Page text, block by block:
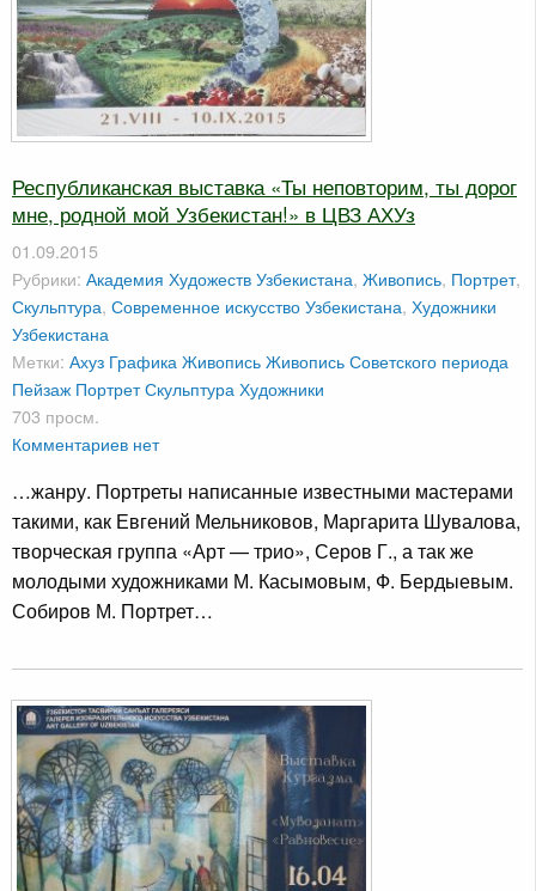
Республиканская выставка «Ты неповторим, ты дорог
мне, родной мой Узбекистан!» в ЦВЗ АХУз
01.09.2015
Рубрики: Академия Художеств Узбекистана, Живопись, Портрет,
Скульптура, Современное искусство Узбекистана, Художники
Узбекистана
Метки: Ахуз Графика ЖивописьЖивопись Советского периода
Пейзаж ПортретСкульптура Художники
703 просм.
Комментариев нет
…жанру. Портреты написанные известными мастерами
такими, как Евгений Мельниковов, Маргарита Шувалова,
творческая группа «Арт — трио», Серов Г., а так же
молодыми художниками М. Касымовым, Ф. Бердыевым.
Собиров М. Портрет…